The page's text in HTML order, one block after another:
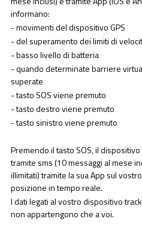
informano:
- movimenti del dispositivo GPS
- del superamento dei limiti di
- basso livello di batteria
- quando determinate barriere
superate
- tasto SOS viene premuto
- tasto destro viene premuto
- tasto sinistro viene premuto
Premendo il tasto SOS, il
tramite sms (10 messaggi al mese
illimitati) tramite la sua App sul
posizione in tempo reale.
I dati legati al vostro dispositivo
non appartengono che a voi.